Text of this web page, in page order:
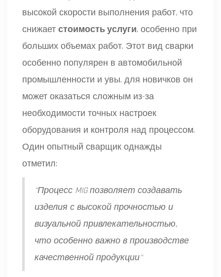
высокой скорости выполнения работ, что
снижает стоимость услуги, особенно при
больших объемах работ. Этот вид сварки
особенно популярен в автомобильной
промышленности и увы, для новичков он
может оказаться сложным из-за
необходимости точных настроек
оборудования и контроля над процессом.
Один опытный сварщик однажды
отметил:
"Процесс MIG позволяет создавать
изделия с высокой прочностью и
визуальной привлекательностью,
что особенно важно в производстве
качественной продукции"